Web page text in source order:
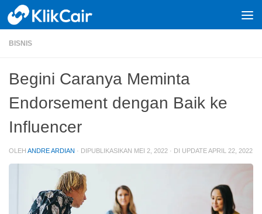
Skip to content
BISNIS
Begini Caranya Meminta
Endorsement dengan Baik ke
Influencer
OLEH ANDRE ARDIAN · DIPUBLIKASIKAN MEI 2, 2022 · DI UPDATEAPRIL 22, 2022